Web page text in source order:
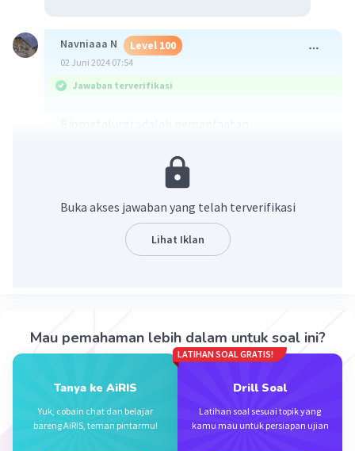
Navniaaa N Level 100
02 Juni 2024 07:54
Jawaban terverifikasi
Beri Rating (0 Balas
Nanda R Level 89
Jawaban terverifikasi
Buka akses jawaban yang telah terverifikasi
Lihat Iklan
Mau pemahaman lebih dalam untuk soal ini?
Tanya ke AiRIS
Yuk, cobain chat dan belajar
bareng AiRIS, teman pintarmu!
LATIHAN SOAL GRATIS!
Drill Soal
Latihan soal sesuai topik yang
kamu mau untuk persiapan ujian